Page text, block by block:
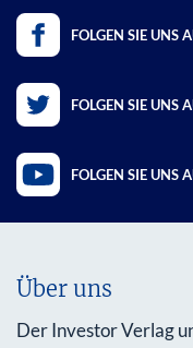
FOLGEN SIE UNS
FOLGEN SIE UNS
FOLGEN SIE UNS
Über uns
Der Investor Verlag